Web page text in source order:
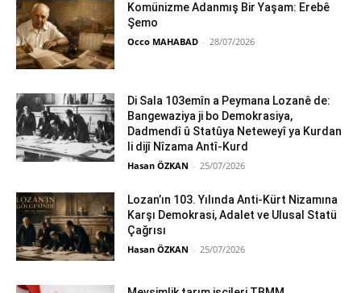
Komünizme Adanmış Bir Yaşam: Erebê
Şemo
Occo MAHABAD - 28/07/2026
Di Sala 103emîn a Peymana Lozanê de:
Bangewaziya ji bo Demokrasiya,
Dadmendî û Statûya Neteweyî ya Kurdan
li dijî Nîzama Antî-Kurd
Hasan ÖZKAN - 25/07/2026
Lozan’ın 103. Yılında Anti-Kürt Nizamına
Karşı Demokrasi, Adalet ve Ulusal Statü
Çağrısı
Hasan ÖZKAN - 25/07/2026